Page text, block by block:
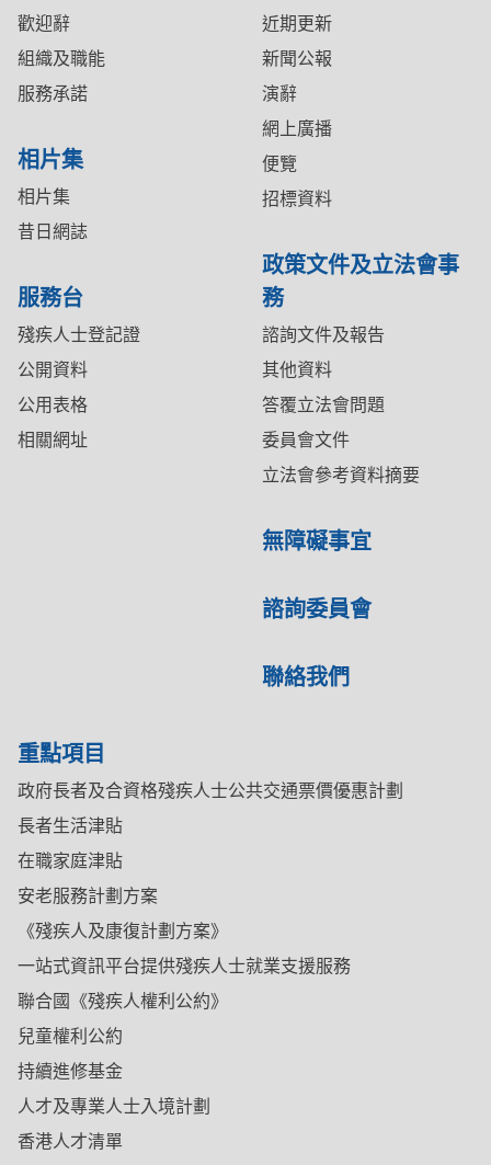
歡迎辭
組織及職能
服務承諾
相片集
相片集
昔日網誌
服務台
殘疾人士登記證
公開資料
公用表格
相關網址
近期更新
新聞公報
演辭
網上廣播
便覽
招標資料
政策文件及立法會事
務
諮詢文件及報告
其他資料
答覆立法會問題
委員會文件
立法會參考資料摘要
無障礙事宜
諮詢委員會
聯絡我們
重點項目
政府長者及合資格殘疾人士公共交通票價優惠計劃
長者生活津貼
在職家庭津貼
安老服務計劃方案
《殘疾人及康復計劃方案》
一站式資訊平台提供殘疾人士就業支援服務
聯合國《殘疾人權利公約》
兒童權利公約
持續進修基金
人才及專業人士入境計劃
香港人才清單